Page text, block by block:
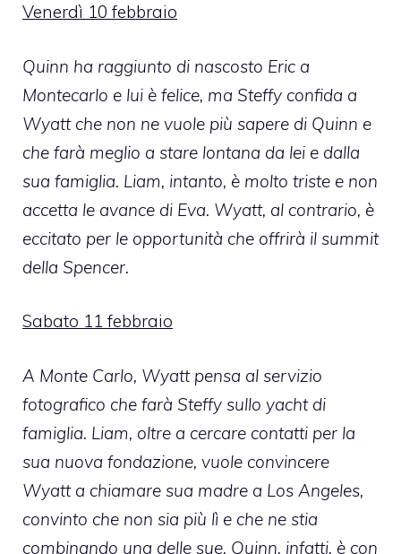
Venerdì 10 febbraio
Quinn ha raggiunto di nascosto Eric a
Montecarlo e lui è felice, ma Steffy confida a
Wyatt che non ne vuole più sapere di Quinn e
che farà meglio a stare lontana da lei e dalla
sua famiglia. Liam, intanto, è molto triste e non
accetta le avance di Eva. Wyatt, al contrario, è
eccitato per le opportunità che offrirà il summit
della Spencer.
Sabato 11 febbraio
A Monte Carlo, Wyatt pensa al servizio
fotografico che farà Steffy sullo yacht di
famiglia. Liam, oltre a cercare contatti per la
sua nuova fondazione, vuole convincere
Wyatt a chiamare sua madre a Los Angeles,
convinto che non sia più lì e che ne stia
combinando una delle sue. Quinn, infatti, è con